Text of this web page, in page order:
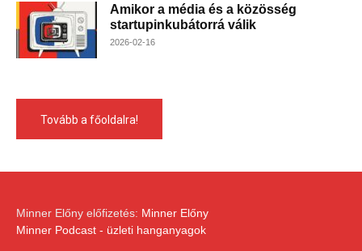
Amikor a média és a közösség
startupinkubátorrá válik
2026-02-16
Tovább a főoldalra!
Minner Előny előfizetés: Minner Előny
Minner Podcast - üzleti hanganyagok